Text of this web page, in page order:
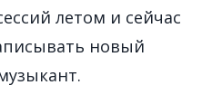
летом и сейчас
новый